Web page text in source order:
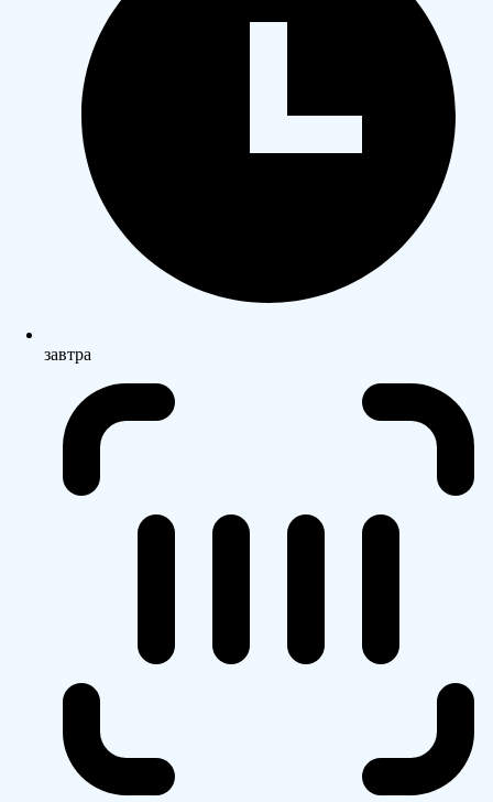
завтра